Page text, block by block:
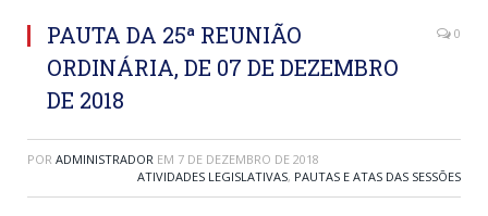
PAUTA DA 25ª REUNIÃO
ORDINÁRIA, DE 07 DE DEZEMBRO
DE 2018
0
POR ADMINISTRADOR EM 7 DE DEZEMBRO DE 2018
ATIVIDADES LEGISLATIVAS, PAUTAS E ATAS DAS SESSÕES